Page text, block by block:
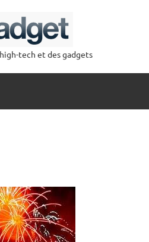
tech et des gadgets